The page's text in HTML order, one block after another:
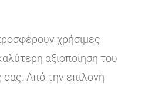
χρήσιμες
αξιοποίηση του
Από την επιλογή